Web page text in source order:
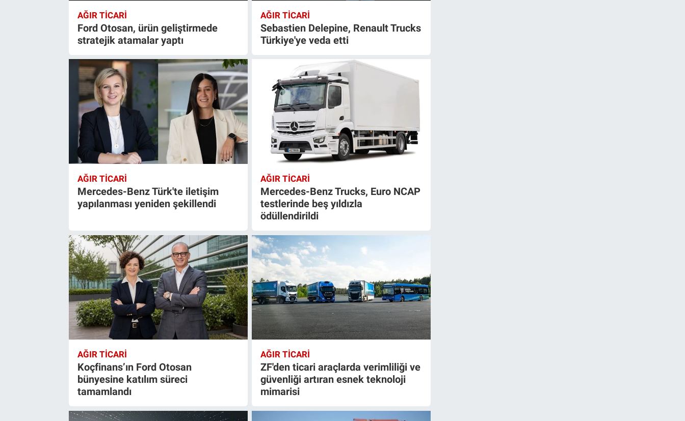
AĞIR TİCARİ
Ford Otosan, ürün geliştirmede
stratejik atamalar yaptı
AĞIR TİCARİ
Sebastien Delepine, Renault Trucks
Türkiye'ye veda etti
AĞIR TİCARİ
Mercedes-Benz Türk'te iletişim
yapılanması yeniden şekillendi
AĞIR TİCARİ
Mercedes-Benz Trucks, Euro NCAP
testlerinde beş yıldızla
ödüllendirildi
AĞIR TİCARİ
Koçfinans’ın Ford Otosan
bünyesine katılım süreci
tamamlandı
AĞIR TİCARİ
ZF'den ticari araçlarda verimliliği ve
güvenliği artıran esnek teknoloji
mimarisi